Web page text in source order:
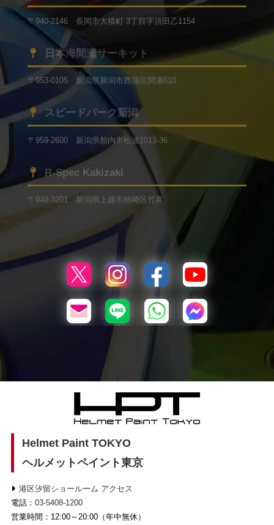
〒940-2146 長岡市大積町 3丁目字須田乙1154
日本海間瀬サーキット
〒953-0105 新潟県新潟市西蒲区間瀬610
スピードパーク新潟
〒959-2600 新潟県胎内市松波1013-36
R-Spec Kakizaki
〒949-3201 新潟県上越市柿崎区竹鼻
Helmet Paint TOKYO
ヘルメットペイント東京
港区汐留ショールーム アクセス
電話： 03-5408-1200
営業時間：12:00～20:00（年中無休）